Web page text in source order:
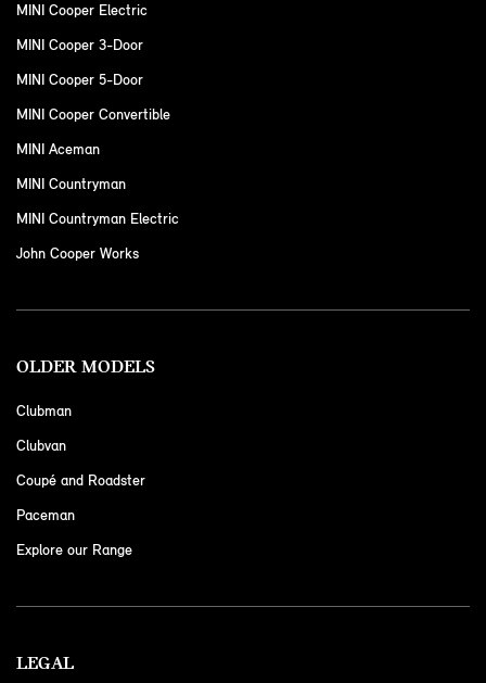
MINI Cooper Electric
MINI Cooper 3-Door
MINI Cooper 5-Door
MINI Cooper Convertible
MINI Aceman
MINI Countryman
MINI Countryman Electric
John Cooper Works
OLDER MODELS
Clubman
Clubvan
Coupé and Roadster
Paceman
Explore our Range
LEGAL